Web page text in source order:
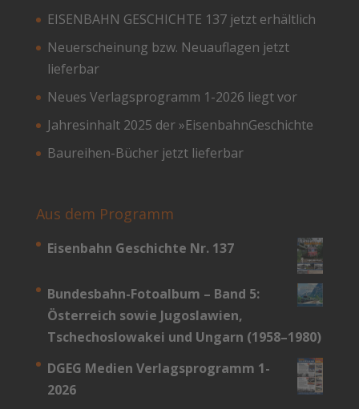
EISENBAHN GESCHICHTE 137 jetzt erhältlich
Neuerscheinung bzw. Neuauflagen jetzt
lieferbar
Neues Verlagsprogramm 1-2026 liegt vor
Jahresinhalt 2025 der »EisenbahnGeschichte
Baureihen-Bücher jetzt lieferbar
Aus dem Programm
Eisenbahn Geschichte Nr. 137
Bundesbahn-­Fotoalbum – Band 5:
Österreich sowie Jugoslawien,
Tschechoslowakei und Ungarn (1958–1980)
DGEG Medien Verlagsprogramm 1-
2026